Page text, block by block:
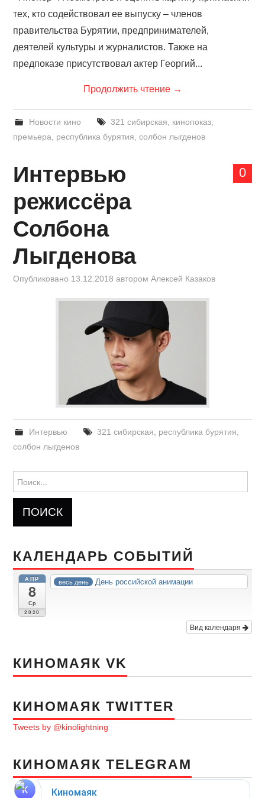
тех, кто содействовал ее выпуску – членов
правительства Бурятии, предпринимателей,
деятелей культуры и журналистов. Также на
предпоказе присутствовал актер Георгий...
Продолжить чтение →
Новости кино 321 сибирская кинопоказ,
премьера
республика бурятия ,солбон лыгденов
0
Интервью
режиссёра
Солбона
Лыгденова
Опубликовано 13.12.2018 авторомАлексей Казаков
Интервью 321 сибирская республика бурятия
солбон лыгденов
КАЛЕНДАРЬ СОБЫТИЙ
АПР
8
Ср
2020
весь день День российской анимации
Вид календаря
КИНОМАЯК VK
КИНОМАЯК TWITTER
Tweets by @kinolightning
КИНОМАЯК TELEGRAM